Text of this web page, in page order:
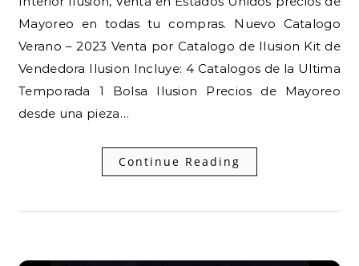
Mayoreo en todas tu compras. Nuevo Catalogo
Verano – 2023 Venta por Catalogo de Ilusion Kit de
Vendedora Ilusion Incluye: 4 Catalogos de la Ultima
Temporada 1 Bolsa Ilusion Precios de Mayoreo
desde una pieza…
Continue Reading